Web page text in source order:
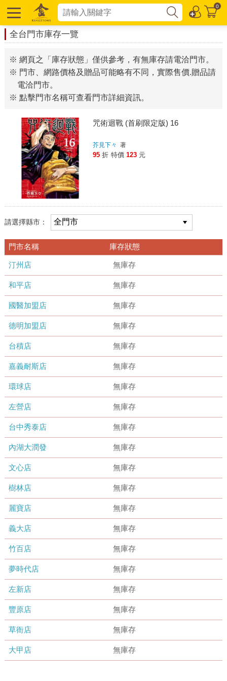
0
全台門市庫存一覽
※ 網頁之「庫存狀態」僅供參考，有無庫存請電洽門市。
※ 門市、網路價格及贈品可能略有不同，實際售價.贈品請
電洽門市。
※ 點擊門市名稱可查看門市詳細資訊。
咒術迴戰 (首刷限定版) 16
芥見下々 著
95 折 特價 123 元
請選擇縣市：
門市名稱 庫存狀態
汀州店 無庫存
和平店 無庫存
國醫加盟店 無庫存
德明加盟店 無庫存
台積店 無庫存
嘉義耐斯店 無庫存
環球店 無庫存
左營店 無庫存
台中秀泰店 無庫存
內湖大潤發 無庫存
文心店 無庫存
樹林店 無庫存
麗寶店 無庫存
義大店 無庫存
竹百店 無庫存
夢時代店 無庫存
左新店 無庫存
豐原店 無庫存
草衙店 無庫存
大甲店 無庫存